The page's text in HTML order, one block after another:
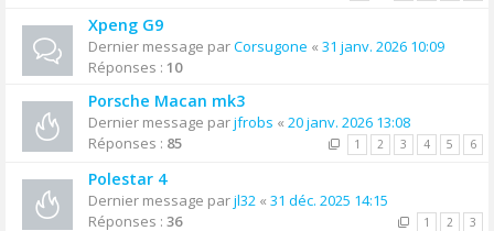
Xpeng G9
Dernier message parCorsugone « 31 janv. 2026 10:09
Réponses : 10
Porsche Macan mk3
Dernier message parjfrobs « 20 janv. 2026 13:08
Réponses : 85 1 2 3 4 5 6
Polestar 4
Dernier message parjl32 « 31 déc. 2025 14:15
Réponses : 36 1 2 3